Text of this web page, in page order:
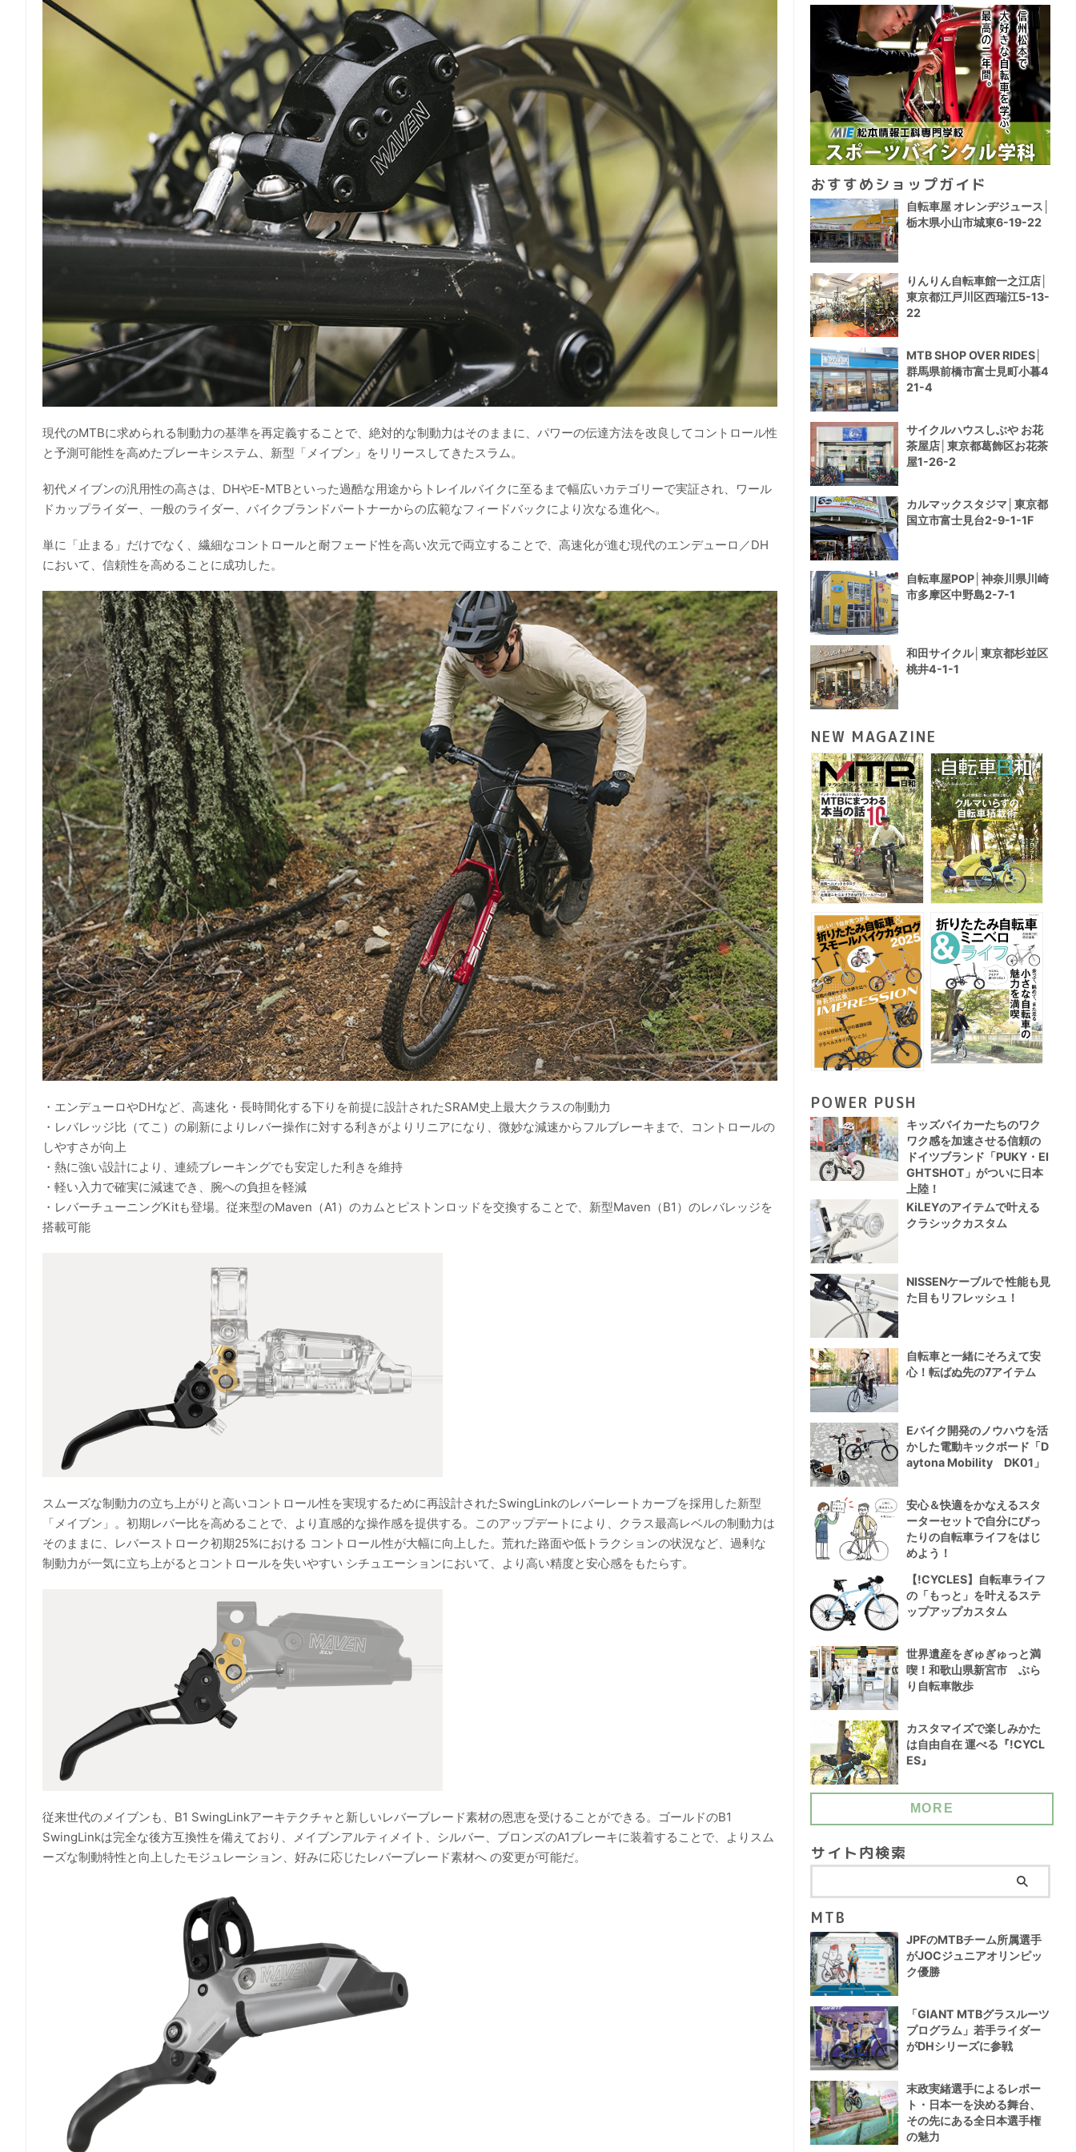
現代のMTBに求められる制動力の基準を再定義することで、絶対的な制動力はそのままに、パワーの伝達方法を改良してコントロール性
と予測可能性を高めたブレーキシステム、新型「メイブン」をリリースしてきたスラム。
初代メイブンの汎用性の高さは、DHやE-MTBといった過酷な用途からトレイルバイクに至るまで幅広いカテゴリーで実証され、ワール
ドカップライダー、一般のライダー、バイクブランドパートナーからの広範なフィードバックにより次なる進化へ。
単に「止まる」だけでなく、繊細なコントロールと耐フェード性を高い次元で両立することで、高速化が進む現代のエンデューロ／DH
において、信頼性を高めることに成功した。
・エンデューロやDHなど、高速化・長時間化する下りを前提に設計されたSRAM史上最大クラスの制動力
・レバレッジ比（てこ）の刷新によりレバー操作に対する利きがよりリニアになり、微妙な減速からフルブレーキまで、コントロールの
しやすさが向上
・熱に強い設計により、連続ブレーキングでも安定した利きを維持
・軽い入力で確実に減速でき、腕への負担を軽減
・レバーチューニングKitも登場。従来型のMaven（A1）のカムとピストンロッドを交換することで、新型Maven（B1）のレバレッジを
搭載可能
スムーズな制動力の立ち上がりと高いコントロール性を実現するために再設計されたSwingLinkのレバーレートカーブを採用した新型
「メイブン」。初期レバー比を高めることで、より直感的な操作感を提供する。このアップデートにより、クラス最高レベルの制動力は
そのままに、レバーストローク初期25%における コントロール性が大幅に向上した。荒れた路面や低トラクションの状況など、過剰な
制動力が一気に立ち上がるとコントロールを失いやすい シチュエーションにおいて、より高い精度と安心感をもたらす。
従来世代のメイブンも、B1 SwingLinkアーキテクチャと新しいレバーブレード素材の恩恵を受けることができる。ゴールドのB1
SwingLinkは完全な後方互換性を備えており、メイブンアルティメイト、シルバー、ブロンズのA1ブレーキに装着することで、よりスム
ーズな制動特性と向上したモジュレーション、好みに応じたレバーブレード素材へ の変更が可能だ。
おすすめショップガイド
自転車屋 オレンヂジュース│
栃木県小山市城東6-19-22
りんりん自転車館一之江店│
東京都江戸川区西瑞江5-13-
22
MTB SHOP OVER RIDES│
群馬県前橋市富士見町小暮4
21-4
サイクルハウスしぶや お花
茶屋店│東京都葛飾区お花茶
屋1-26-2
カルマックスタジマ│東京都
国立市富士見台2-9-1-1F
自転車屋POP│神奈川県川崎
市多摩区中野島2-7-1
和田サイクル│東京都杉並区
桃井4-1-1
NEW MAGAZINE
POWER PUSH
キッズバイカーたちのワク
ワク感を加速させる信頼の
ドイツブランド「PUKY・EI
GHTSHOT」がついに日本
上陸！
KiLEYのアイテムで叶える
クラシックカスタム
NISSENケーブルで 性能も見
た目もリフレッシュ！
自転車と一緒にそろえて安
心！転ばぬ先の7アイテム
Eバイク開発のノウハウを活
かした電動キックボード「D
aytona Mobility DK01」
安心＆快適をかなえるスタ
ーターセットで自分にぴっ
たりの自転車ライフをはじ
めよう！
【!CYCLES】自転車ライフ
の「もっと」を叶えるステ
ップアップカスタム
世界遺産をぎゅぎゅっと満
喫！和歌山県新宮市 ぶら
り自転車散歩
カスタマイズで楽しみかた
は自由自在 運べる『!CYCL
ES』
MORE
サイト内検索
MTB
JPFのMTBチーム所属選手
がJOCジュニアオリンピッ
ク優勝
「GIANT MTBグラスルーツ
プログラム」若手ライダー
がDHシリーズに参戦
末政実緒選手によるレポー
ト・日本一を決める舞台、
その先にある全日本選手権
の魅力